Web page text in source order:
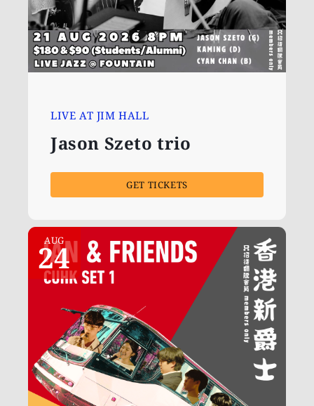
LIVE AT JIM HALL
Jason Szeto trio
GET TICKETS
AUG
24